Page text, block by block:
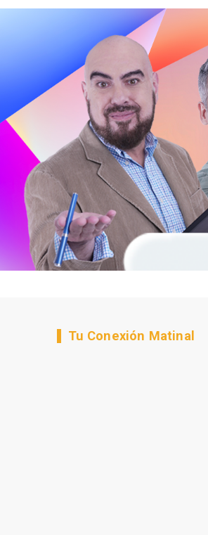
Tu Conexión Matinal